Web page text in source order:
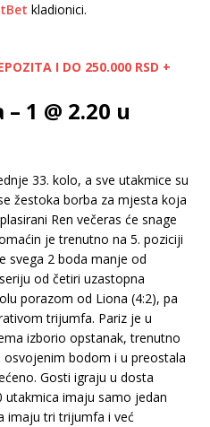
kladionici.
I DO 250.000 RSD +
1 @ 2.20 u
33. kolo, a sve utakmice su
žestoka borba za mjesta koja
Ren večeras će snage
je trenutno na 5. poziciji
svega 2 boda manje od
od četiri uzastopna
porazom od Liona (4:2), pa
trijumfa. Pariz je u
izborio opstanak, trenutno
osvojenim bodom i u preostala
Gosti igraju u dosta
imaju samo jedan
imaju tri trijumfa i već